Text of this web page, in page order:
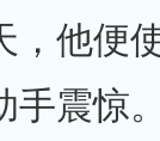
，他便
手震惊